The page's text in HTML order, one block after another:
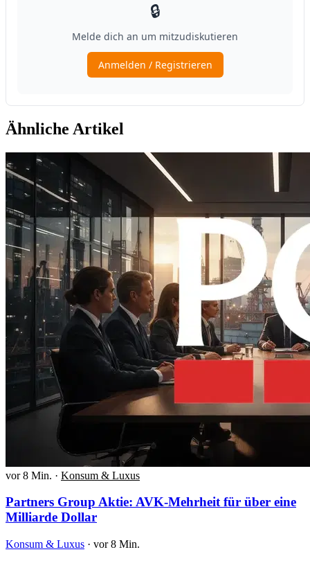
Ähnliche Artikel
vor 8 Min. · Konsum & Luxus
Partners Group Aktie: AVK-Mehrheit für über eine
Milliarde Dollar
Konsum & Luxus · vor 8 Min.